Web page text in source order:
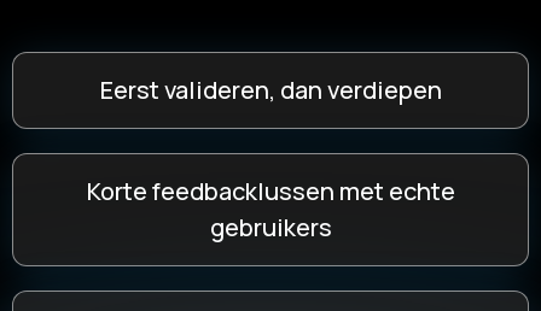
Eerst valideren, dan verdiepen
Korte feedbacklussen met echte
gebruikers